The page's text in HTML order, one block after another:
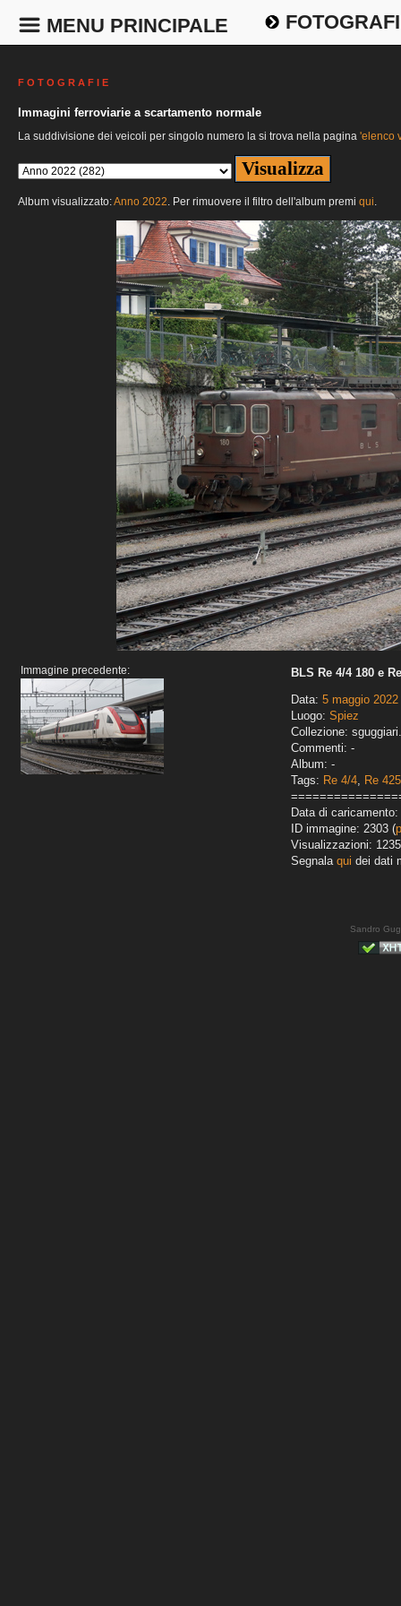
MENU PRINCIPALE
F O T O G R A F I E
Immagini ferroviarie a scartamento normale
La suddivisione dei veicoli per singolo numero la si trova nella pagina 'elenco
Album visualizzato:Anno 2022. Per rimuovere il filtro dell'album premi qui.
Immagine precedente:
BLS Re 4/4 180 e
Data: 5 maggio 2022
Luogo: Spiez
Collezione:
Commenti: -
Album: -
Tags: Re 4/4, Re 425
Data di
ID immagine: 2303 (
Visualizzazioni: 1235
Segnala qui dei dati
Sandro